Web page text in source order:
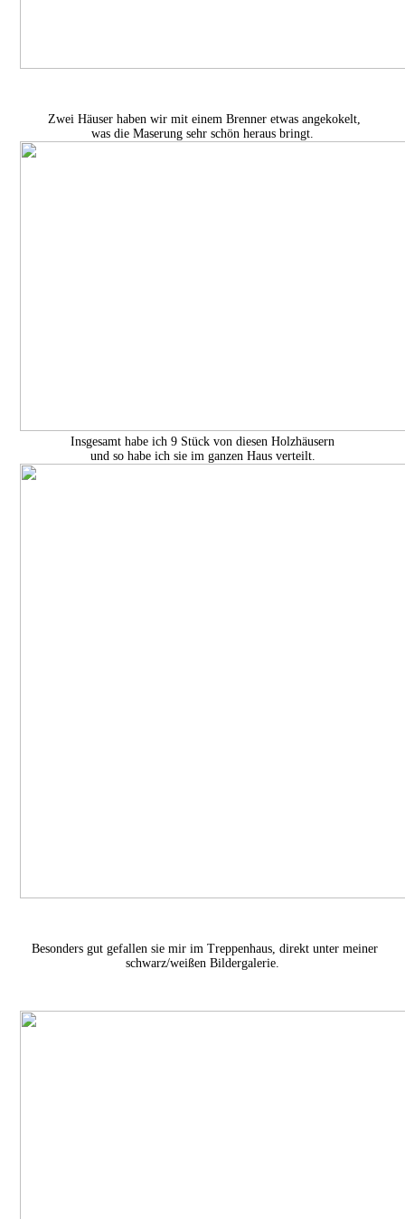
Zwei Häuser haben wir mit einem Brenner etwas angekokelt,
was die Maserung sehr schön heraus bringt.
Insgesamt habe ich 9 Stück von diesen Holzhäusern
und so habe ich sie im ganzen Haus verteilt.
Besonders gut gefallen sie mir im Treppenhaus, direkt unter meiner
schwarz/weißen Bildergalerie.